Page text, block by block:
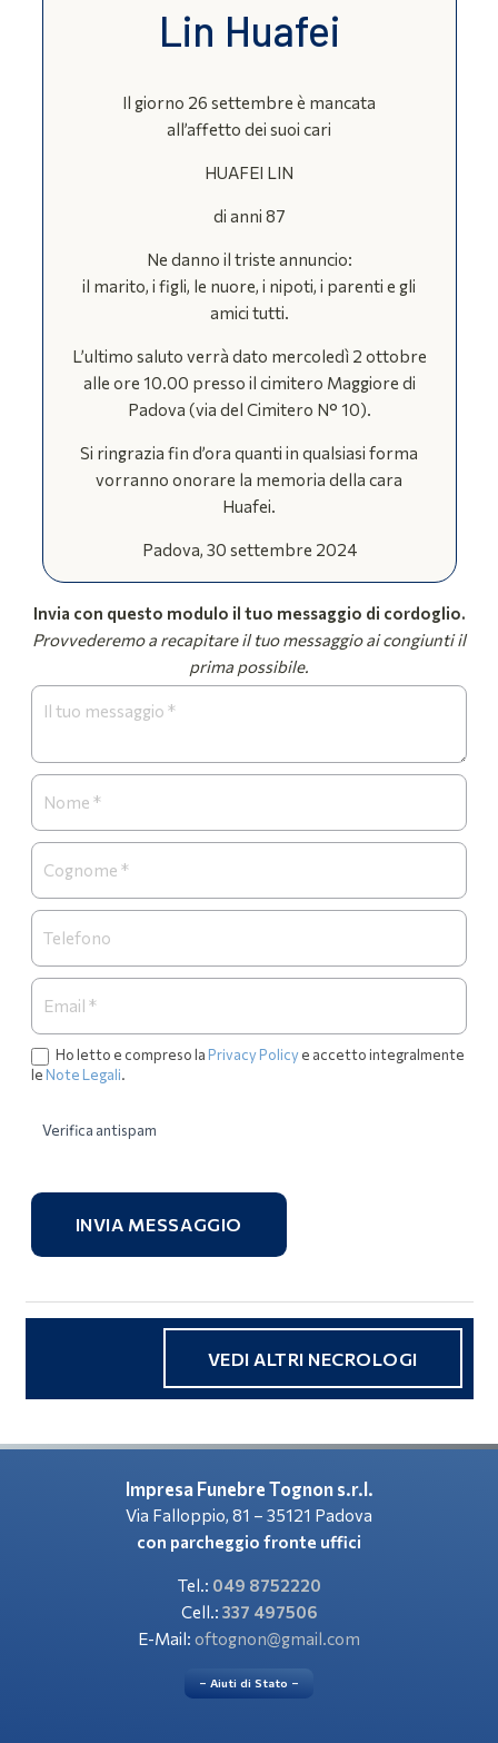
Lin Huafei
Il giorno 26 settembre è mancata
all’affetto dei suoi cari
HUAFEI LIN
di anni 87
Ne danno il triste annuncio:
il marito, i figli, le nuore, i nipoti, i parenti e gli
amici tutti.
L’ultimo saluto verrà dato mercoledì 2 ottobre
alle ore 10.00 presso il cimitero Maggiore di
Padova (via del Cimitero N° 10).
Si ringrazia fin d’ora quanti in qualsiasi forma
vorranno onorare la memoria della cara
Huafei.
Padova, 30 settembre 2024
Invia con questo modulo il tuo messaggio di cordoglio.
Provvederemo a recapitare il tuo messaggio ai congiunti il
prima possibile.
Form
Ho letto e compreso la Privacy Policye accetto integralmente
le Note Legali.
Verifica antispam
INVIA MESSAGGIO
VEDI ALTRI NECROLOGI
Impresa Funebre Tognon s.r.l.
Via Falloppio, 81 – 35121 Padova
con parcheggio fronte uffici
Tel.: 049 8752220
Cell.: 337 497506
E-Mail: oftognon@gmail.com
– Aiuti di Stato –